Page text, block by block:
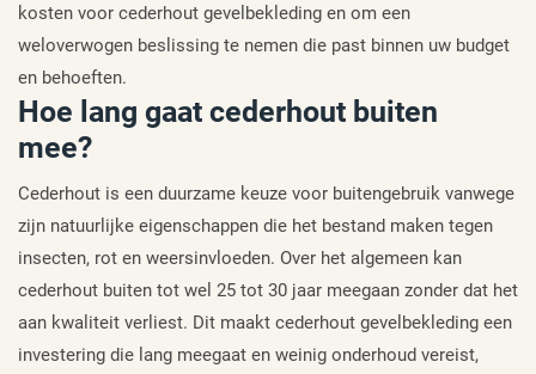
kosten voor cederhout gevelbekleding en om een
weloverwogen beslissing te nemen die past binnen uw budget
en behoeften.
Hoe lang gaat cederhout buiten
mee?
Cederhout is een duurzame keuze voor buitengebruik vanwege
zijn natuurlijke eigenschappen die het bestand maken tegen
insecten, rot en weersinvloeden. Over het algemeen kan
cederhout buiten tot wel 25 tot 30 jaar meegaan zonder dat het
aan kwaliteit verliest. Dit maakt cederhout gevelbekleding een
investering die lang meegaat en weinig onderhoud vereist,